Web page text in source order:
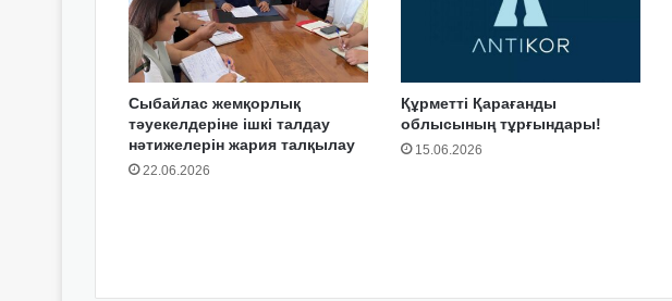
Сыбайлас жемқорлық
тәуекелдеріне ішкі талдау
нәтижелерін жария талқылау
22.06.2026
Құрметті Қарағанды
облысының тұрғындары!
15.06.2026